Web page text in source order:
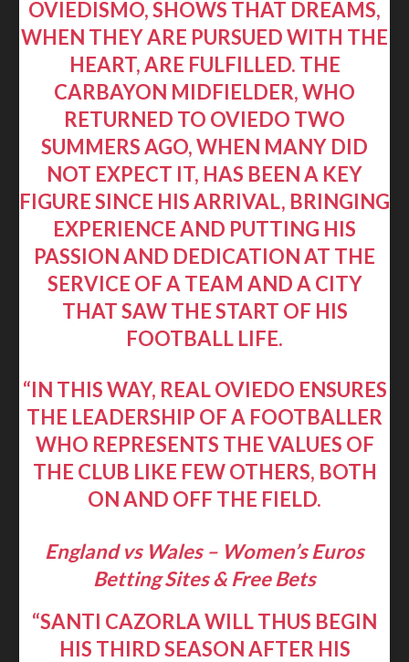
OVIEDISMO, SHOWS THAT DREAMS,
WHEN THEY ARE PURSUED WITH THE
HEART, ARE FULFILLED. THE
CARBAYON MIDFIELDER, WHO
RETURNED TO OVIEDO TWO
SUMMERS AGO, WHEN MANY DID
NOT EXPECT IT, HAS BEEN A KEY
FIGURE SINCE HIS ARRIVAL, BRINGING
EXPERIENCE AND PUTTING HIS
PASSION AND DEDICATION AT THE
SERVICE OF A TEAM AND A CITY
THAT SAW THE START OF HIS
FOOTBALL LIFE.
“IN THIS WAY, REAL OVIEDO ENSURES
THE LEADERSHIP OF A FOOTBALLER
WHO REPRESENTS THE VALUES OF
THE CLUB LIKE FEW OTHERS, BOTH
ON AND OFF THE FIELD.
England vs Wales – Women’s Euros
Betting Sites & Free Bets
“SANTI CAZORLA WILL THUS BEGIN
HIS THIRD SEASON AFTER HIS